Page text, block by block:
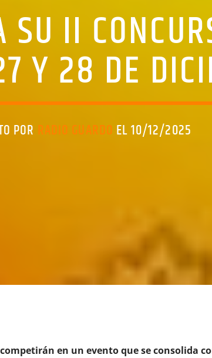
SU II
Y 28 DE
POR RADIO GUARDO EL 10/12/2025
en un evento que se consolida